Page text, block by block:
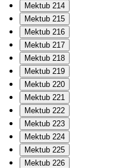
Mektub 214
Mektub 215
Mektub 216
Mektub 217
Mektub 218
Mektub 219
Mektub 220
Mektub 221
Mektub 222
Mektub 223
Mektub 224
Mektub 225
Mektub 226